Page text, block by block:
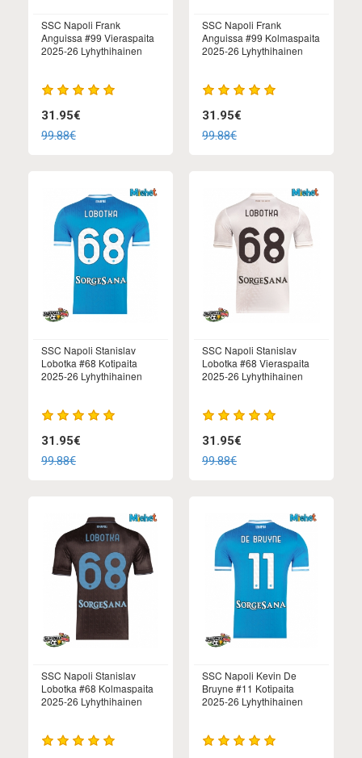
SSC Napoli Frank
Anguissa #99 Vieraspaita
2025-26 Lyhythihainen
31.95€
99.88€
SSC Napoli Frank
Anguissa #99 Kolmaspaita
2025-26 Lyhythihainen
31.95€
99.88€
SSC Napoli Stanislav
Lobotka #68 Kotipaita
2025-26 Lyhythihainen
31.95€
99.88€
SSC Napoli Stanislav
Lobotka #68 Vieraspaita
2025-26 Lyhythihainen
31.95€
99.88€
SSC Napoli Stanislav
Lobotka #68 Kolmaspaita
2025-26 Lyhythihainen
SSC Napoli Kevin De
Bruyne #11 Kotipaita
2025-26 Lyhythihainen